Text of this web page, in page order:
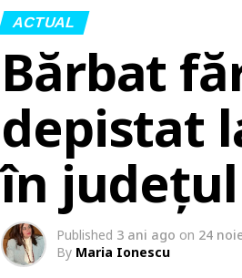
ACTUAL
Bărbat
depistat
în
Published 3 ani ago on 24
By Maria Ionescu